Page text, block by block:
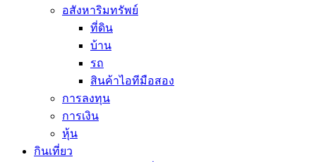
อสังหาริมทรัพย์
ที่ดิน
บ้าน
รถ
สินค้าไอทีมือสอง
การลงทุน
การเงิน
หุ้น
กินเที่ยว